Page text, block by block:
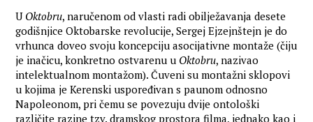
U Oktobru, naručenom od vlasti radi obilježavanja desete
godišnjice Oktobarske revolucije, Sergej Ejzejnštejn je do
vrhunca doveo svoju koncepciju asocijativne montaže (čiju
je inačicu, konkretno ostvarenu u Oktobru, nazivao
intelektualnom montažom). Čuveni su montažni sklopovi
u kojima je Kerenski uspoređivan s paunom odnosno
Napoleonom, pri čemu se povezuju dvije ontološki
različite razine tzv. dramskog prostora filma, jednako kao i